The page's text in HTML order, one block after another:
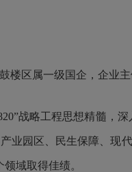
区属一级国企，企业主
战略工程思想精髓，深
业园区、民生保障、现
域取得佳绩。